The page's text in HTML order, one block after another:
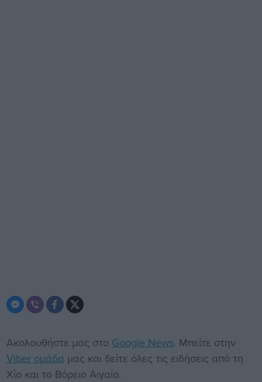
Ακολουθήστε μας στο Google News. Μπείτε στην
Viber ομάδα μας και δείτε όλες τις ειδήσεις από τη
Χίο και το Βόρειο Αιγαίο.